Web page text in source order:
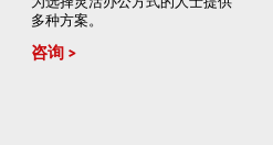
多种方案。
咨询